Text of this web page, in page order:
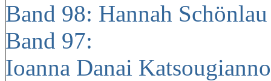
Band 98: Hannah
Band 97:
Ioanna Danai